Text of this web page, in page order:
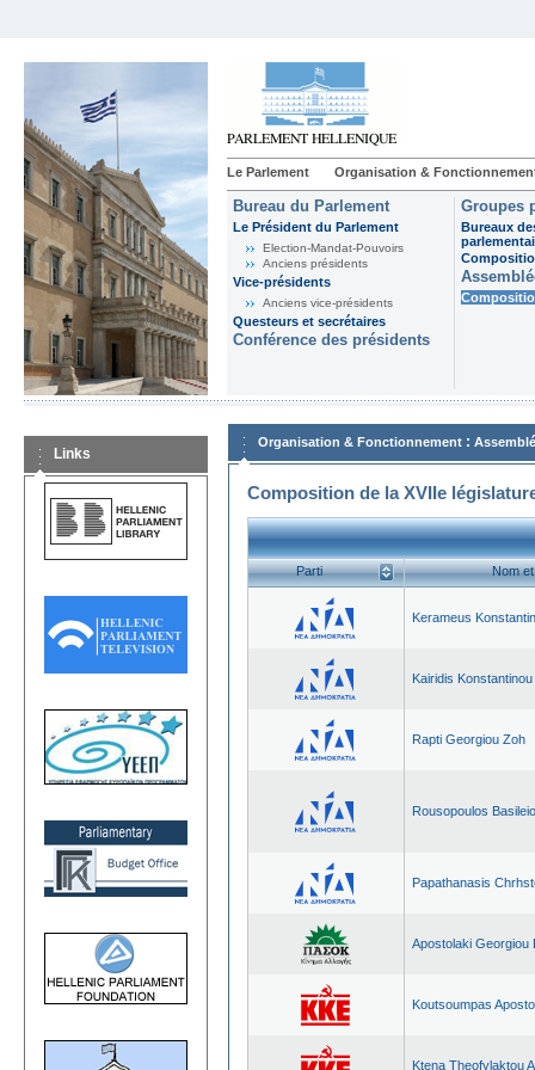
Le Parlement Organisation &
Bureau du Parlement
Le Président du Parlement
Election-Mandat-Pouvoirs
Anciens présidents
Vice-présidents
Anciens vice-présidents
Questeurs et secrétaires
Conférence des présidents
Groupes
Bureaux
Links
Organisation & Fonctionnement :
Composition de la XVIIe
Parti Nom
Kerameus
Kairidis
Rapti Georgiou Zoh
Rousopoulos
Papathanasis
Apostolaki Georgiou
Koutsoumpas
Ktena Theofylaktou